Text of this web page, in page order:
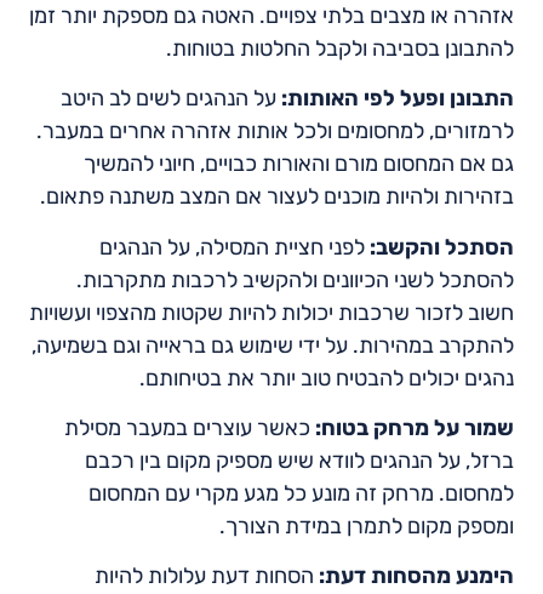
אזהרה או מצבים בלתי צפויים. האטה גם מספקת יותר זמן
להתבונן בסביבה ולקבל החלטות בטוחות.
התבונן ופעל לפי האותות: על הנהגים לשים לב היטב
לרמזורים, למחסומים ולכל אותות אזהרה אחרים במעבר.
גם אם המחסום מורם והאורות כבויים, חיוני להמשיך
בזהירות ולהיות מוכנים לעצור אם המצב משתנה פתאום.
הסתכל והקשב: לפני חציית המסילה, על הנהגים
להסתכל לשני הכיוונים ולהקשיב לרכבות מתקרבות.
חשוב לזכור שרכבות יכולות להיות שקטות מהצפוי ועשויות
להתקרב במהירות. על ידי שימוש גם בראייה וגם בשמיעה,
נהגים יכולים להבטיח טוב יותר את בטיחותם.
שמור על מרחק בטוח: כאשר עוצרים במעבר מסילת
ברזל, על הנהגים לוודא שיש מספיק מקום בין רכבם
למחסום. מרחק זה מונע כל מגע מקרי עם המחסום
ומספק מקום לתמרן במידת הצורך.
הימנע מהסחות דעת: הסחות דעת עלולות להיות